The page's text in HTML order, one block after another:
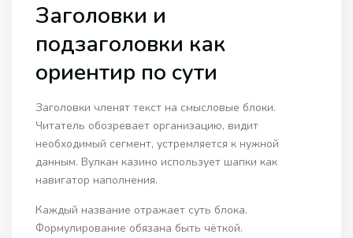
Заголовки и
подзаголовки как
ориентир по сути
Заголовки членят текст на смысловые блоки.
Читатель обозревает организацию, видит
необходимый сегмент, устремляется к нужной
данным. Вулкан казино использует шапки как
навигатор наполнения.
Каждый название отражает суть блока.
Формулирование обязана быть чёткой.